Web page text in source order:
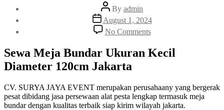
Post
author
By admin
Post
date
August 1, 2024
No Commentson
Sewa
Bundar
120cm
Jakarta
Sewa Meja Bundar Ukuran Kecil
Diameter 120cm Jakarta
CV. SURYA JAYA EVENT merupakan perusahaany yang bergerak
pesat dibidang jasa persewaan alat pesta lengkap termasuk meja
bundar dengan kualitas terbaik siap kirim wilayah jakarta.